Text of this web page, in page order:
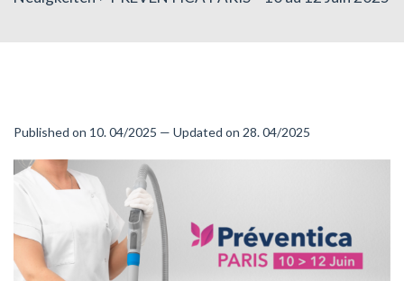
Published on 10. 04/2025 — Updated on 28. 04/2025